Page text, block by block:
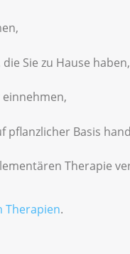
Sie zu Hause haben,
pflanzlicher Basis
Therapie
Therapien.